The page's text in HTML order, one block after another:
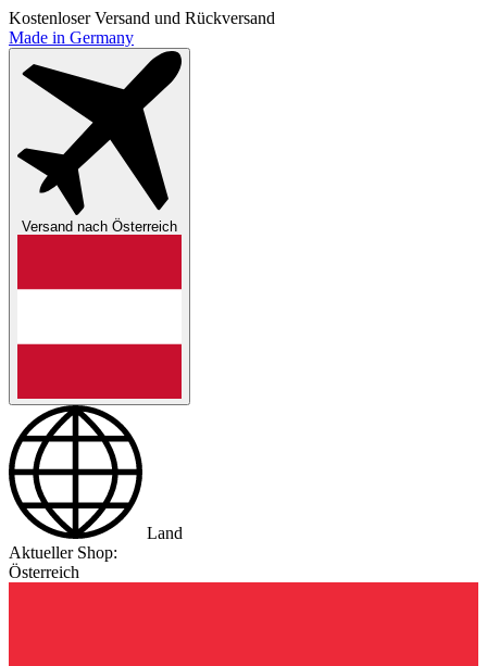
Kostenloser Versand und Rückversand
Made in Germany
Versand nach Österreich
Land
Aktueller Shop:
Österreich